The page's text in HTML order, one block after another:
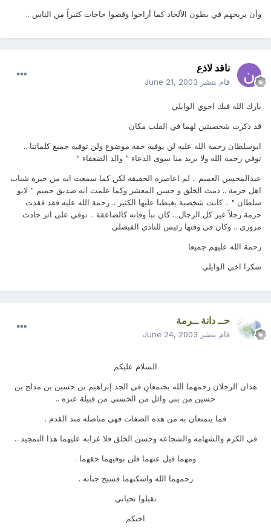
وأن يريحهم في بطون الألحاد كما أراحوا وقضوا حاجات كثيراً من الناس ..
ناقد لاذع
قام بنشر June 21, 2003
بارك الله فيك اخوي الوايلي
قد ذكرت شخصيتين لهما في القلب مكان
ابوسلطان رحمة الله عليه لن يوفيه حقه موضوع ولن توفية جميع كلماتنا ..
توفي رحمة الله ولا يريد منا سوى الدعاء " والد الضعفاء "
عبدالمحسن العميم .. لم اعاصره الحقيقة لكن كما سمعت انه من خيرة شباب
اهل حرمة .. دمث الخلق و حسن المعشر وكما علمت انه صديق حميم " لابو
سلطان " .. كانت شخصية يغبطنا عليها الكثير .. رحمة الله عليه فقد فقدت
حرمة رجلاً غير كل الرجال .. كان نبأ وفاته كالصاعقة .. توفي على اثر حادث
مروري .. وكان في وقتها رئيس للنادي الفيصلي
رحمة الله عليهم جميعا
شكرا اخي الوايلي
حــ دانة ــرمة
قام بنشر June 24, 2003
السلام عليكم
هذان الرجلان رحمهما الله يجتمعانِ في الجد إبراهيم بن حسين بن مدلج بن
حسين من بني وائل من الحسني من قبيلة عنزه ..
فما يتمتعان به من هذه الصفات فهي متاصله منذ القدم .
في الكرم والشهامه والشجاعه وحسن الخلق فلا غرابه عليهما هذا التمجيد ..
ومهما قيل عنهما فلن نوفيهما حقهما .
رحمهما الله واسكنهما فسيح جناته .
تقبلوا تحياتي
اختكم